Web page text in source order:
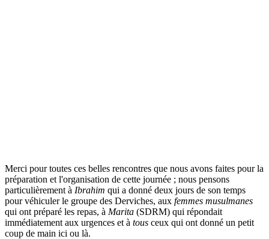
Merci pour toutes ces belles rencontres que nous avons faites pour la
préparation et l'organisation de cette journée ; nous pensons
particulièrement à Ibrahim qui a donné deux jours de son temps
pour véhiculer le groupe des Derviches, aux femmes musulmanes
qui ont préparé les repas, à Marita (SDRM) qui répondait
immédiatement aux urgences et à tous ceux qui ont donné un petit
coup de main ici ou là.